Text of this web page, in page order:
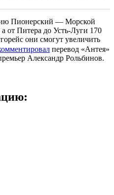
Пионерский — Морской
от Питера до Усть-Луги 170
они смогут увеличить
перевод «Антея»
Александр Рольбинов.